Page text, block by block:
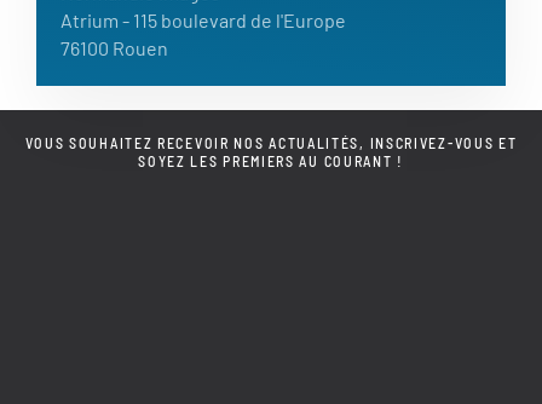
Atrium - 115 boulevard de l'Europe
76100 Rouen
VOUS SOUHAITEZ RECEVOIR NOS ACTUALITÉS, INSCRIVEZ-VOUS ET
SOYEZ LES PREMIERS AU COURANT !